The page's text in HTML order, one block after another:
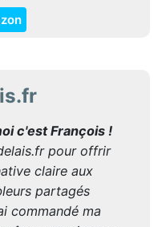
c'est François !
pour offrir
claire aux
partagés
commandé ma